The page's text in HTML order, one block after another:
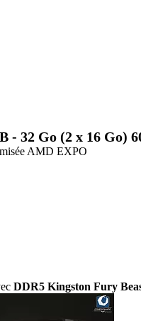
- 32 Go (2 x 16 Go)
AMD EXPO
DDR5 Kingston Fury